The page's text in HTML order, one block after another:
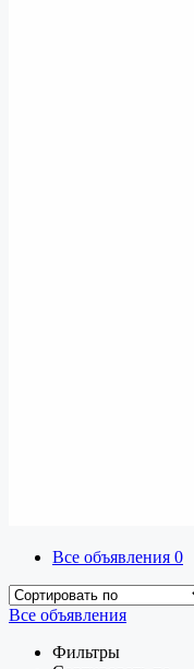
Все объявления 0
Все объявления
Фильтры